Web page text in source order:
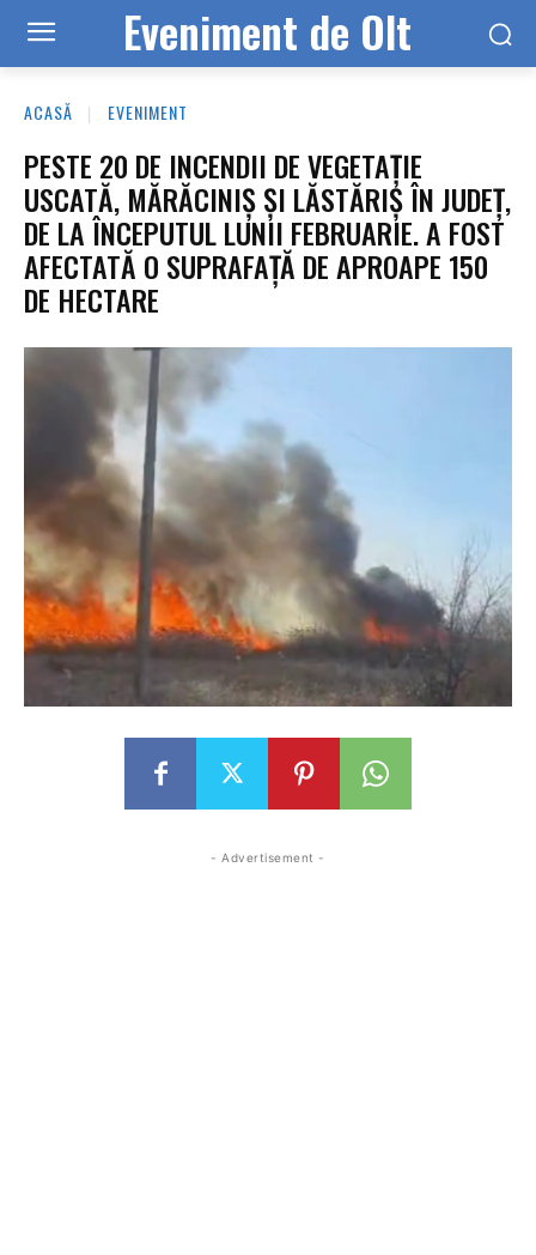
Eveniment de Olt
ACASĂ EVENIMENT
PESTE 20 DE INCENDII DE VEGETAȚIE
USCATĂ, MĂRĂCINIȘ ȘI LĂSTĂRIȘ ÎN JUDEȚ,
DE LA ÎNCEPUTUL LUNII FEBRUARIE. A FOST
AFECTATĂ O SUPRAFAȚĂ DE APROAPE 150
DE HECTARE
- Advertisement -